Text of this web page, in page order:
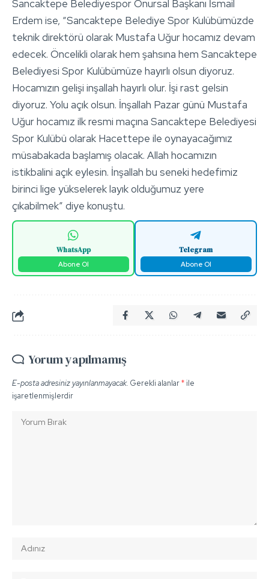
Sancaktepe Belediyespor Onursal Başkanı İsmail
Erdem ise, “Sancaktepe Belediye Spor Kulübümüzde
teknik direktörü olarak Mustafa Uğur hocamız devam
edecek. Öncelikli olarak hem şahsına hem Sancaktepe
Belediyesi Spor Kulübümüze hayırlı olsun diyoruz.
Hocamızın gelişi inşallah hayırlı olur. İşi rast gelsin
diyoruz. Yolu açık olsun. İnşallah Pazar günü Mustafa
Uğur hocamız ilk resmi maçına Sancaktepe Belediyesi
Spor Kulübü olarak Hacettepe ile oynayacağımız
müsabakada başlamış olacak. Allah hocamızın
istikbalini açık eylesin. İnşallah bu seneki hedefimiz
birinci lige yükselerek layık olduğumuz yere
çıkabilmek” diye konuştu.
WhatsApp
Abone Ol
Telegram
Abone Ol
Yorum yapılmamış
E-posta adresiniz yayınlanmayacak. Gerekli alanlar*ile
işaretlenmişlerdir